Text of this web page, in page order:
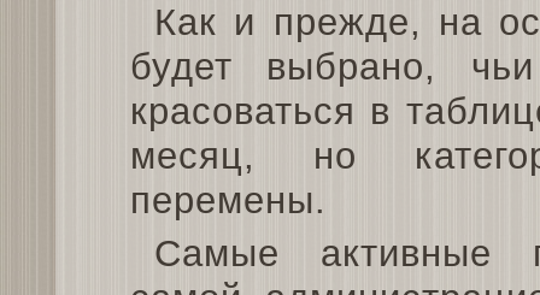
Как и прежде, на
будет выбрано,
красоваться в
месяц, но
перемены.
Самые активные